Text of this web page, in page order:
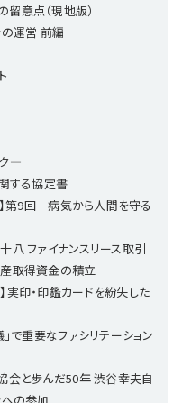
箋
問一答
信託」活用戦略
用
人事戦略
定される指摘事項
ュー
室
ドライン
意点（現地版）
の運営 前編
―
する協定書
第9回 病気から人間を守る
八 ファイナンスリース取引
取得資金の積立
実印・印鑑カードを紛失した
で重要なファシリテーション
会と歩んだ50年 渋谷幸夫自
の参加